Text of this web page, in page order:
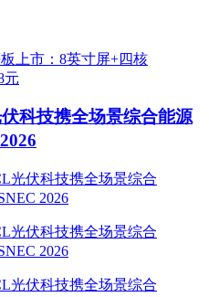
科技携全场景综合能源